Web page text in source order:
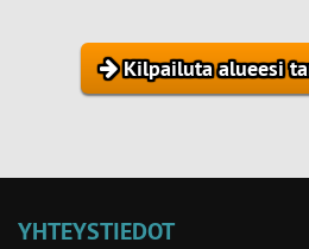
Kilpailuta alueesi
YHTEYSTIEDOT